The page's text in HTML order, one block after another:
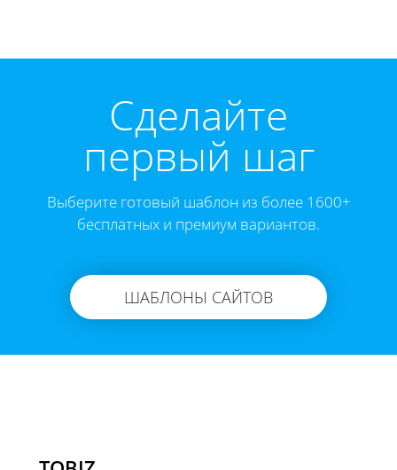
Cделайте
первый шаг
Выберите готовый шаблон из более 1600+
бесплатных и премиум вариантов.
ШАБЛОНЫ САЙТОВ